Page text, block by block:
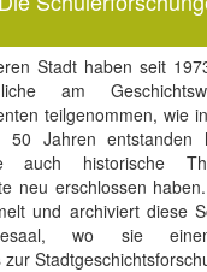
Stadt haben seit
am
teilgenommen, wie
50 Jahren entstanden
auch historische
neu erschlossen
und archiviert diese
wo sie einen